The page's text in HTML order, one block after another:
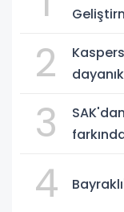
2
3
4